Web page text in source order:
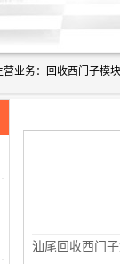
汕尾回收西门子